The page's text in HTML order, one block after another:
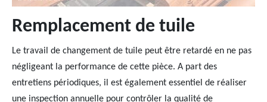
Remplacement de tuile
Le travail de changement de tuile peut être retardé en ne pas
négligeant la performance de cette pièce. A part des
entretiens périodiques, il est également essentiel de réaliser
une inspection annuelle pour contrôler la qualité de